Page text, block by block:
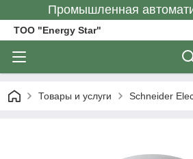
Промышленная
ТОО "Energy Star"
Товары и услуги Schneider